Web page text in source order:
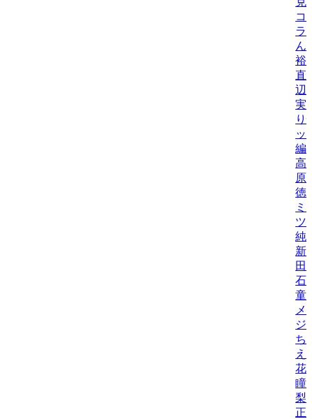
コ
ラ
ん
裕/
直
辺
実/
り
ッ
編
高
原
徳/
ミ
ツ
純/
新
田
石
童
メ
ジ
ち
え
花
瞳/
梨
正